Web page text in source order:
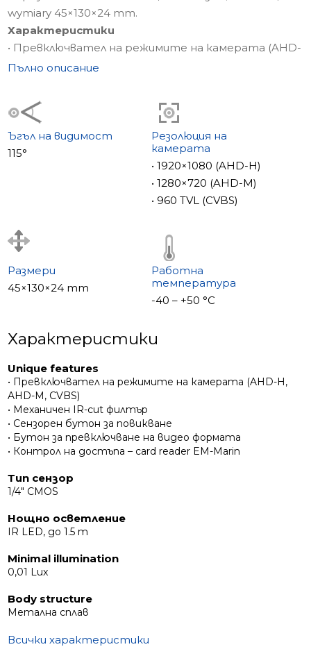
wymiary 45×130×24 mm.
Характеристики
• Превключвател на режимите на камерата (AHD-
H, AHD-M, CVBS)
• Сензорен бутон за повикване
• EM-Marin четец на карти
Пълно описание
Ъгъл на видимост
115°
Резолюция на
камерата
• 1920×1080 (AHD-H)
• 1280×720 (AHD-M)
• 960 TVL (CVBS)
Размери
45×130×24 mm
Работна
температура
-40 – +50 °С
Характеристики
Unique features
• Превключвател на режимите на камерата (AHD-H,
AHD-M, CVBS)
• Механичен IR-cut филтър
• Сензорен бутон за повикване
• Бутон за превключване на видео формата
• Контрол на достъпа – card reader EM-Marin
Тип сензор
1/4" CMOS
Нощно осветление
IR LED, до 1.5 m
Minimal illumination
0,01 Lux
Body structure
Метална сплав
Всички характеристики